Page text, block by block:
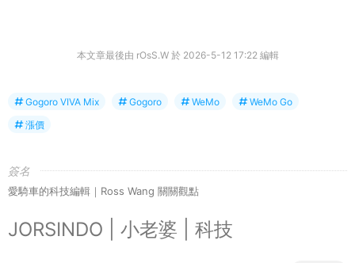
本文章最後由 rOsS.W 於 2026-5-12 17:22 編輯
Gogoro VIVA Mix Gogoro WeMo
WeMo Go
漲價
簽名
愛騎車的科技編輯｜Ross Wang 關關觀點
JORSINDO | 小老婆 | 科技